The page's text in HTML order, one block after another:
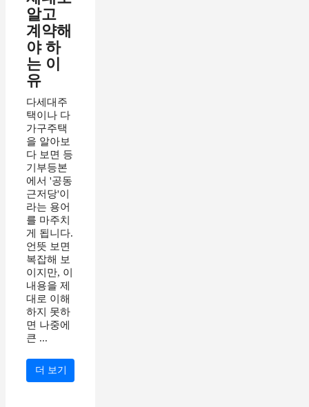
알고
계약해
야 하
는 이
유
다세대주
택이나 다
가구주택
을 알아보
다 보면 등
기부등본
에서 '공동
근저당'이
라는 용어
를 마주치
게 됩니다.
언뜻 보면
복잡해 보
이지만, 이
내용을 제
대로 이해
하지 못하
면 나중에
큰 ...
더 보기